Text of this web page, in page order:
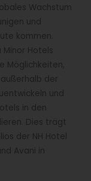
Wachstum
und
kommen.
Minor Hotels
Möglichkeiten,
der
und
in den
Dies trägt
der NH Hotel
Avani in